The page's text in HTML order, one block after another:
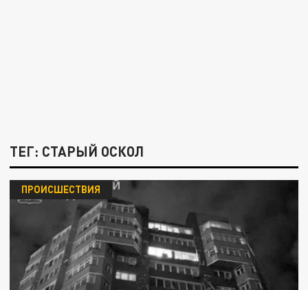
ТЕГ: СТАРЫЙ ОСКОЛ
ПРОИСШЕСТВИЯ